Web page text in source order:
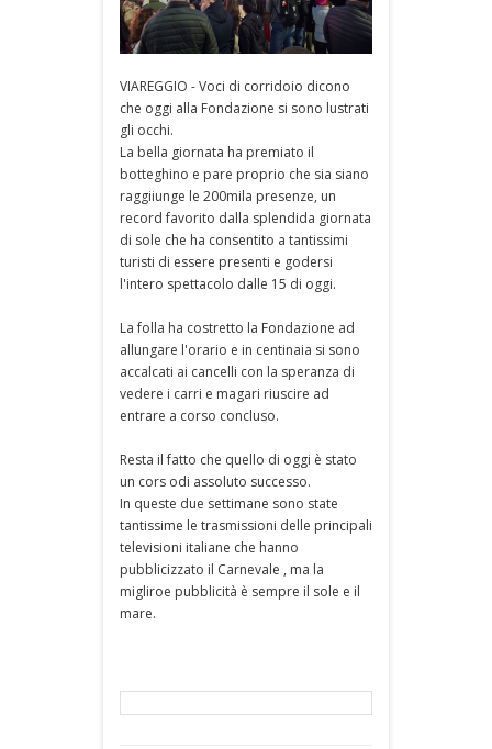
VIAREGGIO - Voci di corridoio dicono
che oggi alla Fondazione si sono lustrati
gli occhi.
La bella giornata ha premiato il
botteghino e pare proprio che sia siano
raggiiunge le 200mila presenze, un
record favorito dalla splendida giornata
di sole che ha consentito a tantissimi
turisti di essere presenti e godersi
l'intero spettacolo dalle 15 di oggi.
La folla ha costretto la Fondazione ad
allungare l'orario e in centinaia si sono
accalcati ai cancelli con la speranza di
vedere i carri e magari riuscire ad
entrare a corso concluso.
Resta il fatto che quello di oggi è stato
un cors odi assoluto successo.
In queste due settimane sono state
tantissime le trasmissioni delle principali
televisioni italiane che hanno
pubblicizzato il Carnevale , ma la
migliroe pubblicità è sempre il sole e il
mare.